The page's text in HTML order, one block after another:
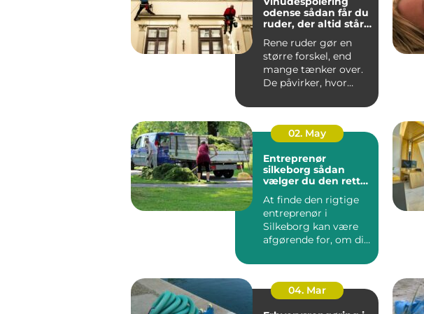
odense sådan får du
ruder, der altid står
Rene ruder gør en
større forskel, end
mange tænker over.
De påvirker, hvor
hvo...
02. May
Entreprenør
silkeborg sådan
vælger du den rette
At finde den rigtige
entreprenør i
Silkeborg kan være
afgørende for, om dit
haveprojekt...
04. Mar